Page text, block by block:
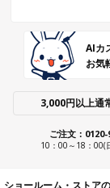
AIカ
お気
3,000円以上通
ご注文：
10：00～18：00(